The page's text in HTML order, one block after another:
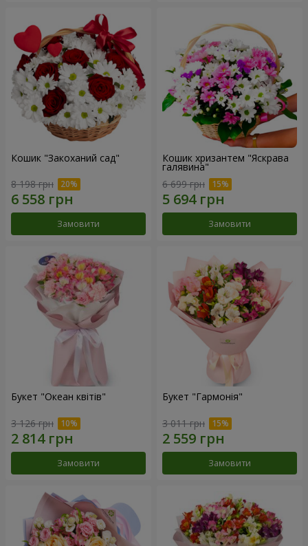
Кошик "Закоханий сад"
8 198 грн
Замовити
Кошик хризантем "Яскрава
галявина"
6 699 грн
Замовити
Букет "Океан квітів"
3 126 грн
Замовити
Букет "Гармонія"
3 011 грн
Замовити